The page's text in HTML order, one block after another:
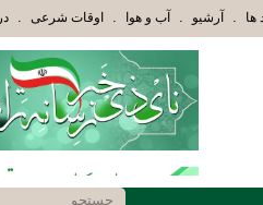
هَدَاهُمُ اللَّهُ وَأُوْلَئِكَ هُمْ أُوْلُوا الْأَلْبَابِ»ها . آرشیو . آب و هوا . اوقات شرعی .